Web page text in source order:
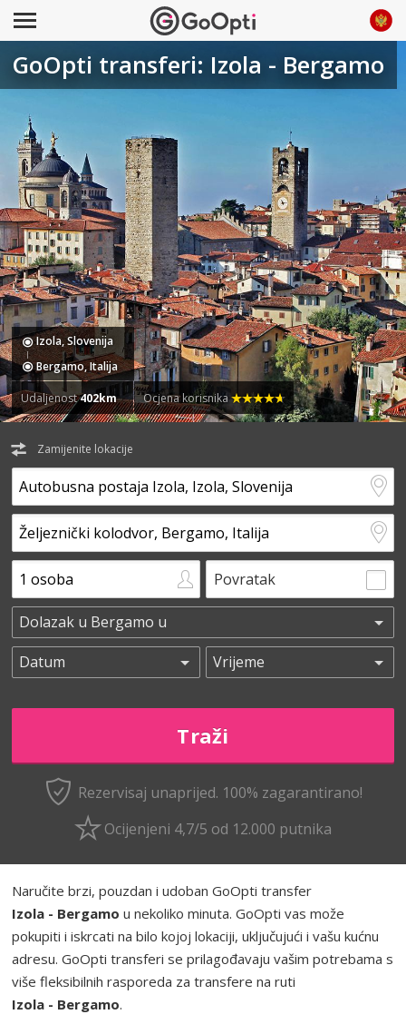
GoOpti transferi: Izola - Bergamo
Izola, Slovenija
Bergamo, Italija
Udaljenost402km Ocjena korisnika
Zamijenite lokacije
Povratak
Rezervisaj unaprijed. 100% zagarantirano!
Ocijenjeni 4,7/5 od 12.000 putnika
Naručite brzi, pouzdan i udoban GoOpti transfer
Izola - Bergamo u nekoliko minuta. GoOpti vas može
pokupiti i iskrcati na bilo kojoj lokaciji, uključujući i vašu kućnu
adresu. GoOpti transferi se prilagođavaju vašim potrebama s
više fleksibilnih rasporeda za transfere na ruti
Izola - Bergamo.